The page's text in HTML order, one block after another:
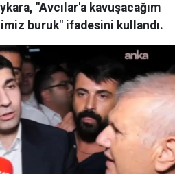
"Avcılar'a kavuşacağım
buruk" ifadesini kullandı.